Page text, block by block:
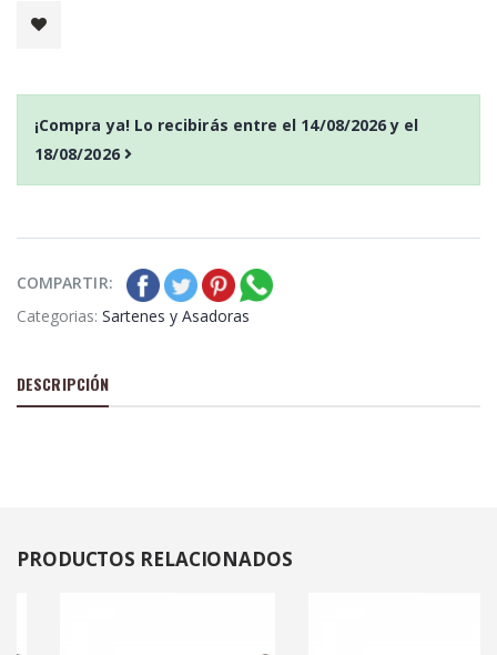
¡Compra ya! Lo recibirás entre el 14/08/2026y el
18/08/2026
COMPARTIR:
Categorias: Sartenes y Asadoras
DESCRIPCIÓN
PRODUCTOS RELACIONADOS